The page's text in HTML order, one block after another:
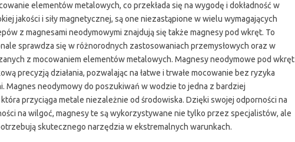
elementów metalowych, co przekłada się na wygodę i dokładność w
jakości i siły magnetycznej, są one niezastąpione w wielu wymagających
z magnesami neodymowymi znajdują się także magnesy pod wkręt. To
sprawdza się w różnorodnych zastosowaniach przemysłowych oraz w
z mocowaniem elementów metalowych. Magnesy neodymowe pod wkręt
precyzją działania, pozwalając na łatwe i trwałe mocowanie bez ryzyka
Magnes neodymowy do poszukiwań w wodzie to jedna z bardziej
przyciąga metale niezależnie od środowiska. Dzięki swojej odporności na
na wilgoć, magnesy te są wykorzystywane nie tylko przez specjalistów, ale
skutecznego narzędzia w ekstremalnych warunkach.